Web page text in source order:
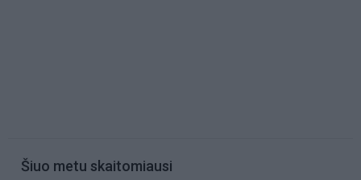
Šiuo metu skaitomiausi